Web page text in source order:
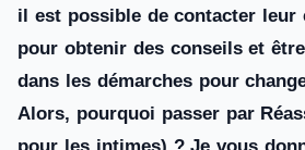
il est possible de contacter leur
pour obtenir des conseils et
dans les démarches pour
Alors, pourquoi passer par